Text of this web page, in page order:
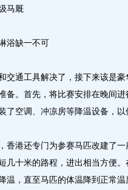
厩
缺一不可
通工具解决了，接下来该是豪
备。首先，将比赛安排在晚间
了空调、冲凉房等降温设备，
港还专门为参赛马匹改建了一
几十米的路程，进出相当方便
温，直至马匹的体温降到正常温